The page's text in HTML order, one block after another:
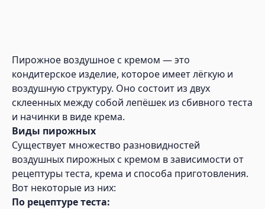
Пирожное воздушное с кремом — это
кондитерское изделие, которое имеет лёгкую и
воздушную структуру. Оно состоит из двух
склеенных между собой лепёшек из сбивного теста
и начинки в виде крема.
Виды пирожных
Существует множество разновидностей
воздушных пирожных с кремом в зависимости от
рецептуры теста, крема и способа приготовления.
Вот некоторые из них:
По рецептуре теста: